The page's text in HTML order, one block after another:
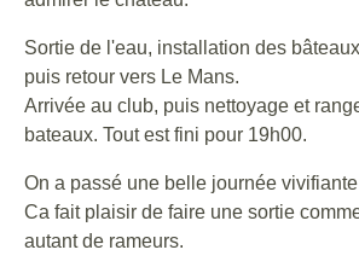
Sortie de l'eau, installation des
puis retour vers Le Mans.
Arrivée au club, puis nettoyage et
bateaux. Tout est fini pour 19h00.
On a passé une belle journée
Ca fait plaisir de faire une sortie
autant de rameurs.